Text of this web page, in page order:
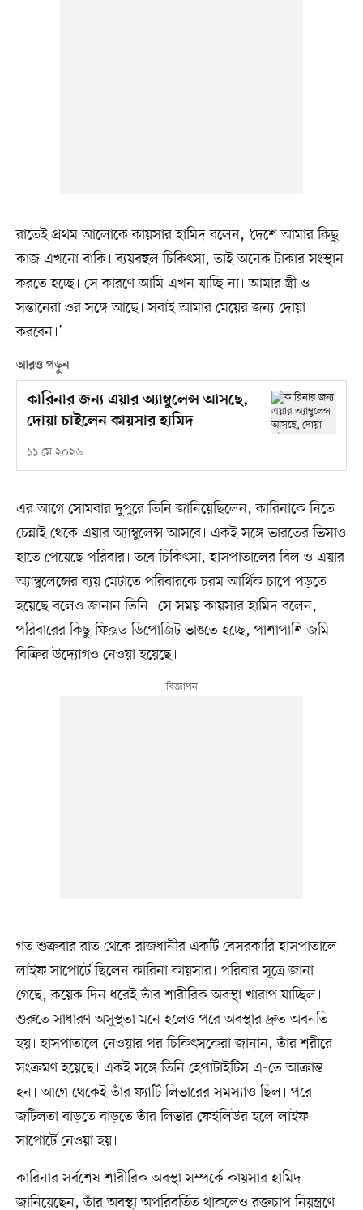
রাতেই প্রথম আলোকে কায়সার হামিদ বলেন, ‘দেশে আমার কিছু
কাজ এখনো বাকি। ব্যয়বহুল চিকিৎসা, তাই অনেক টাকার সংস্থান
করতে হচ্ছে। সে কারণে আমি এখন যাচ্ছি না। আমার স্ত্রী ও
সন্তানেরা ওর সঙ্গে আছে। সবাই আমার মেয়ের জন্য দোয়া
করবেন।’
আরও পড়ুন
কারিনার জন্য এয়ার অ্যাম্বুলেন্স আসছে,
দোয়া চাইলেন কায়সার হামিদ
১১ মে ২০২৬
এর আগে সোমবার দুপুরে তিনি জানিয়েছিলেন, কারিনাকে নিতে
চেন্নাই থেকে এয়ার অ্যাম্বুলেন্স আসবে। একই সঙ্গে ভারতের ভিসাও
হাতে পেয়েছে পরিবার। তবে চিকিৎসা, হাসপাতালের বিল ও এয়ার
অ্যাম্বুলেন্সের ব্যয় মেটাতে পরিবারকে চরম আর্থিক চাপে পড়তে
হয়েছে বলেও জানান তিনি। সে সময় কায়সার হামিদ বলেন,
পরিবারের কিছু ফিক্সড ডিপোজিট ভাঙতে হচ্ছে, পাশাপাশি জমি
বিক্রির উদ্যোগও নেওয়া হয়েছে।
গত শুক্রবার রাত থেকে রাজধানীর একটি বেসরকারি হাসপাতালে
লাইফ সাপোর্টে ছিলেন কারিনা কায়সার। পরিবার সূত্রে জানা
গেছে, কয়েক দিন ধরেই তাঁর শারীরিক অবস্থা খারাপ যাচ্ছিল।
শুরুতে সাধারণ অসুস্থতা মনে হলেও পরে অবস্থার দ্রুত অবনতি
হয়। হাসপাতালে নেওয়ার পর চিকিৎসকেরা জানান, তাঁর শরীরে
সংক্রমণ হয়েছে। একই সঙ্গে তিনি হেপাটাইটিস এ-তে আক্রান্ত
হন। আগে থেকেই তাঁর ফ্যাটি লিভারের সমস্যাও ছিল। পরে
জটিলতা বাড়তে বাড়তে তাঁর লিভার ফেইলিউর হলে লাইফ
সাপোর্টে নেওয়া হয়।
কারিনার সর্বশেষ শারীরিক অবস্থা সম্পর্কে কায়সার হামিদ
জানিয়েছেন, তাঁর অবস্থা অপরিবর্তিত থাকলেও রক্তচাপ নিয়ন্ত্রণে